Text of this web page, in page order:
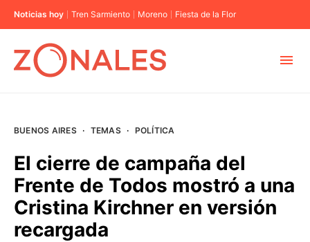
Noticias hoy Tren Sarmiento Moreno Fiesta de la Flor
BUENOS AIRES
PROVINCIAS
BUENOS AIRES · TEMAS · POLÍTICA
El cierre de campaña del
Frente de Todos mostró a una
Cristina Kirchner en versión
recargada